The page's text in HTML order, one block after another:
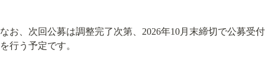
なお、次回公募は調整完了次第、2026年10月末締切で公募受付
を行う予定です。